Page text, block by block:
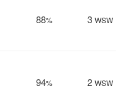
88% 3 WSW
94% 2 WSW